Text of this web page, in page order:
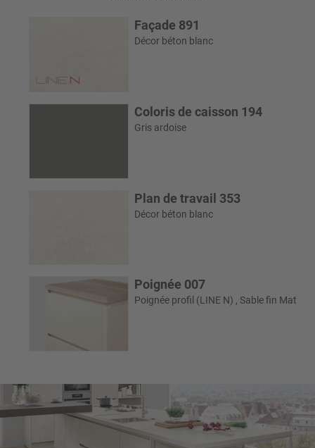
Façade 891
Décor béton blanc
Coloris de caisson 194
Gris ardoise
Plan de travail 353
Décor béton blanc
Poignée 007
Poignée profil (LINE N) , Sable fin Mat